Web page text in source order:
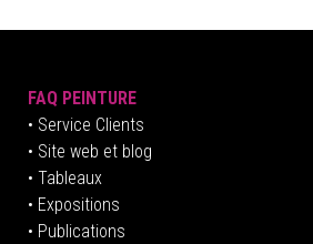
FAQ PEINTURE
• Service Clients
• Site web et blog
• Tableaux
• Expositions
• Publications